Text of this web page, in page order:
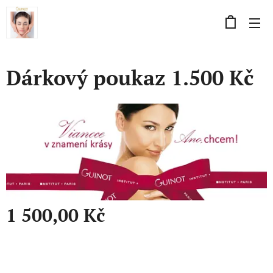
Dárkový poukaz 1.500 Kč
1 500,00 Kč